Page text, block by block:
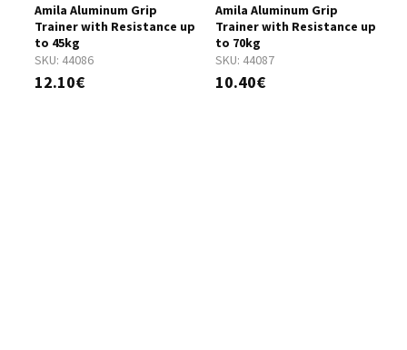
SKU: 44086
Amila Aluminum Grip
Trainer with Resistance up
to 45kg
12.10€
SKU: 44087
Amila Aluminum Grip
Trainer with Resistance up
to 70kg
10.40€